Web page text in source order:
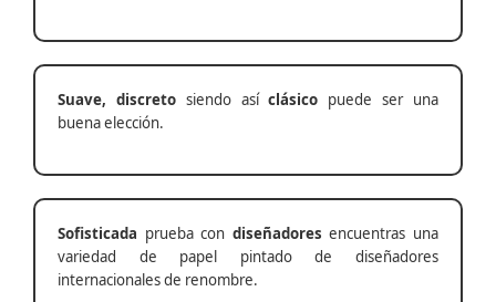
Suave, discretosiendo asíclásico puede ser una
buena elección.
Sofisticada prueba con diseñadores encuentras una
variedad de papel pintado de diseñadores
internacionales de renombre.